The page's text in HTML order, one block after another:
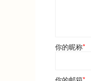
你的昵称*